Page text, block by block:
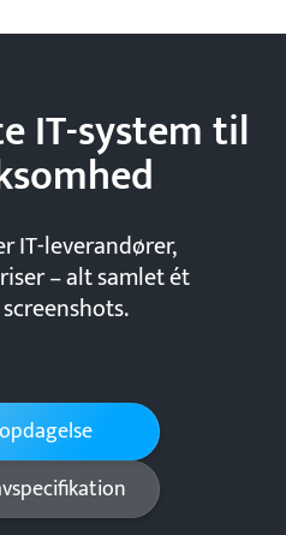
IT-system til
IT-leverandører,
– alt samlet ét